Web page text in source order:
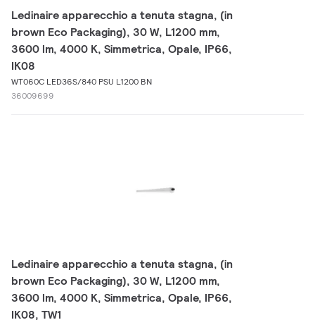
Ledinaire apparecchio a tenuta stagna, (in
brown Eco Packaging), 30 W, L1200 mm,
3600 lm, 4000 K, Simmetrica, Opale, IP66,
IK08
WT060C LED36S/840 PSU L1200 BN
36009699
Ledinaire apparecchio a tenuta stagna, (in
brown Eco Packaging), 30 W, L1200 mm,
3600 lm, 4000 K, Simmetrica, Opale, IP66,
IK08, TW1